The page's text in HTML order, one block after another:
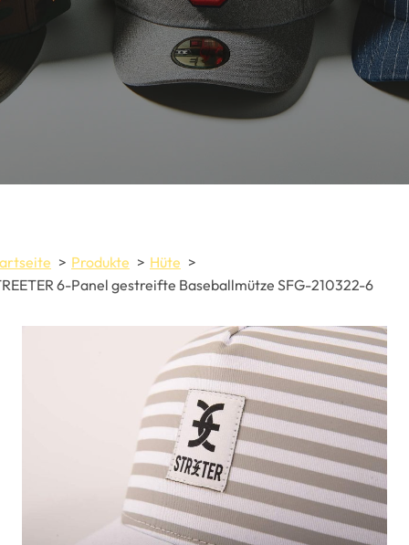
Produkte
Hüte
6-Panel gestreifte Baseballmütze SFG-210322-6